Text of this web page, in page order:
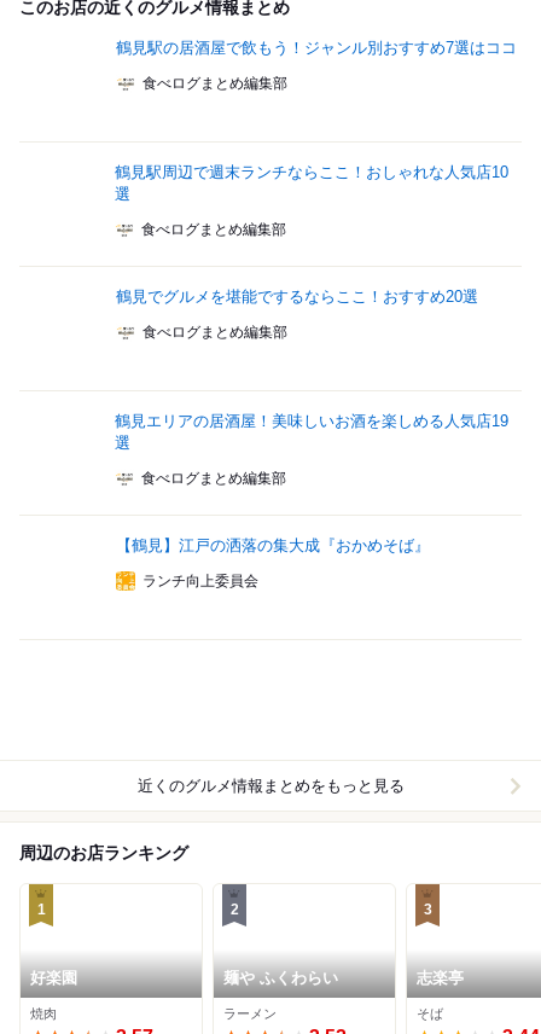
このお店の近くのグルメ情報まとめ
鶴見駅の居酒屋で飲もう！ジャンル別おすすめ7選はココ
食べログまとめ編集部
鶴見駅周辺で週末ランチならここ！おしゃれな人気店10
選
食べログまとめ編集部
鶴見でグルメを堪能でするならここ！おすすめ20選
食べログまとめ編集部
鶴見エリアの居酒屋！美味しいお酒を楽しめる人気店19
選
食べログまとめ編集部
【鶴見】江戸の洒落の集大成『おかめそば』
ランチ向上委員会
近くのグルメ情報まとめをもっと見る
周辺のお店ランキング
1
好楽園
焼肉
2
麺や ふくわらい
ラーメン
3
志楽亭
そば